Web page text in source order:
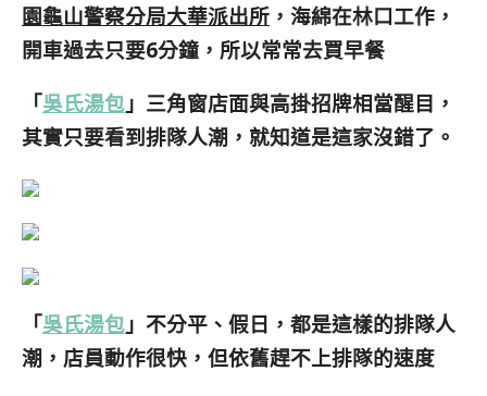
園龜山警察分局大華派出所 ，海綿在林口工作，
開車過去只要6分鐘，所以常常去買早餐
「吳氏湯包 」三角窗店面與高掛招牌相當醒目，
其實只要看到排隊人潮，就知道是這家沒錯了。
「吳氏湯包 」不分平、假日，都是這樣的排隊人
潮，店員動作很快，但依舊趕不上排隊的速度